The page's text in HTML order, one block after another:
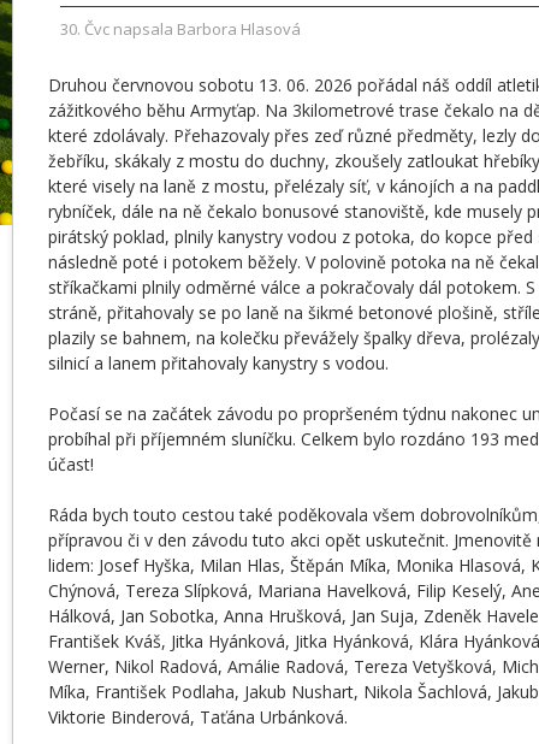
30. Čvc napsala Barbora Hlasová
Druhou červnovou sobotu 13. 06. 2026 pořádal náš oddíl
zážitkového běhu Armyťap. Na 3kilometrové trase čekalo na
které zdolávaly. Přehazovaly přes zeď různé předměty, lezly
žebříku, skákaly z mostu do duchny, zkoušely zatloukat
které visely na laně z mostu, přelézaly síť, v kánojích a na
rybníček, dále na ně čekalo bonusové stanoviště, kde musely
pirátský poklad, plnily kanystry vodou z potoka, do kopce
následně poté i potokem běžely. V polovině potoka na ně
stříkačkami plnily odměrné válce a pokračovaly dál potokem.
stráně, přitahovaly se po laně na šikmé betonové plošině,
plazily se bahnem, na kolečku převážely špalky dřeva,
silnicí a lanem přitahovaly kanystry s vodou.
Počasí se na začátek závodu po propršeném týdnu nakonec
probíhal při příjemném sluníčku. Celkem bylo rozdáno 193
účast!
Ráda bych touto cestou také poděkovala všem
přípravou či v den závodu tuto akci opět uskutečnit.
lidem: Josef Hyška, Milan Hlas, Štěpán Míka, Monika Hlasová,
Chýnová, Tereza Slípková, Mariana Havelková, Filip Keselý,
Hálková, Jan Sobotka, Anna Hrušková, Jan Suja, Zdeněk
František Kváš, Jitka Hyánková, Jitka Hyánková, Klára
Werner, Nikol Radová, Amálie Radová, Tereza Vetyšková,
Míka, František Podlaha, Jakub Nushart, Nikola Šachlová,
Viktorie Binderová, Taťána Urbánková.